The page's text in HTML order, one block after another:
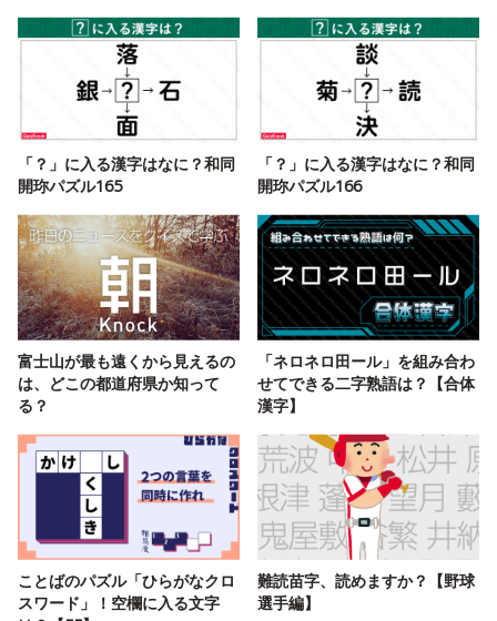
「？」に入る漢字はなに？和同
開珎パズル165
「？」に入る漢字はなに？和同
開珎パズル166
富士山が最も遠くから見えるの
は、どこの都道府県か知って
る？
「ネロネロ田ール」を組み合わ
せてできる二字熟語は？【合体
漢字】
ことばのパズル「ひらがなクロ
スワード」！空欄に入る文字
難読苗字、読めますか？【野球
選手編】